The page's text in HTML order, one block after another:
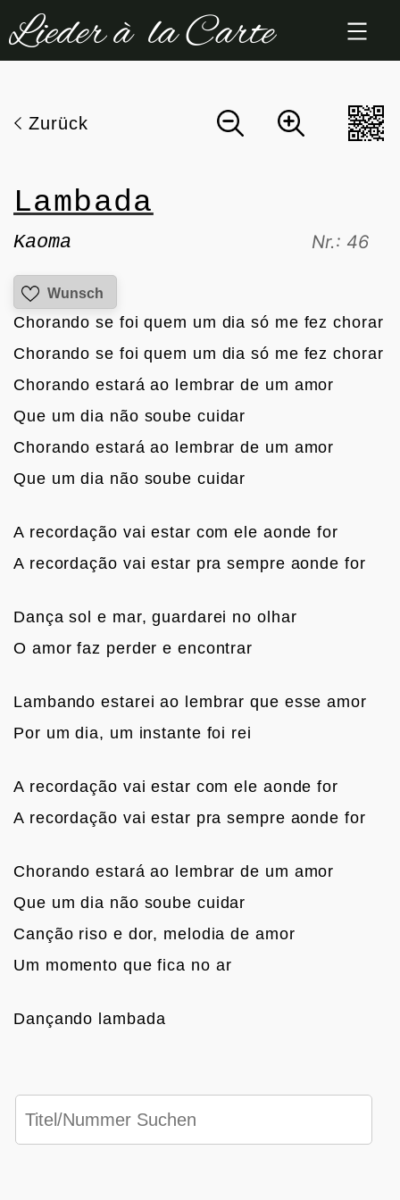
Zum
Inhalt
Zurück
Lambada
Kaoma Nr.: 46
Wunsch
Chorando se foi quem um dia só me fez chorar
Chorando se foi quem um dia só me fez chorar
Chorando estará ao lembrar de um amor
Que um dia não soube cuidar
Chorando estará ao lembrar de um amor
Que um dia não soube cuidar
A recordação vai estar com ele aonde for
A recordação vai estar pra sempre aonde for
Dança sol e mar, guardarei no olhar
O amor faz perder e encontrar
Lambando estarei ao lembrar que esse amor
Por um dia, um instante foi rei
A recordação vai estar com ele aonde for
A recordação vai estar pra sempre aonde for
Chorando estará ao lembrar de um amor
Que um dia não soube cuidar
Canção riso e dor, melodia de amor
Um momento que fica no ar
Dançando lambada